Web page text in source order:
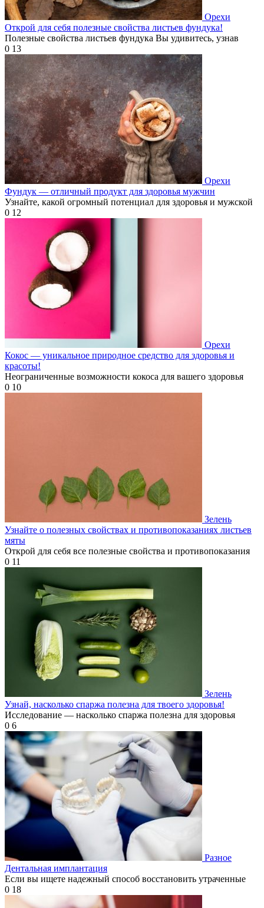
Орехи
Открой для себя полезные свойства листьев фундука!
Полезные свойства листьев фундука Вы удивитесь, узнав
0 13
Орехи
Фундук — отличный продукт для здоровья мужчин
Узнайте, какой огромный потенциал для здоровья и мужской
0 12
Орехи
Кокос — уникальное природное средство для здоровья и
красоты!
Неограниченные возможности кокоса для вашего здоровья
0 10
Зелень
Узнайте о полезных свойствах и противопоказаниях листьев
мяты
Открой для себя все полезные свойства и противопоказания
0 11
Зелень
Узнай, насколько спаржа полезна для твоего здоровья!
Исследование — насколько спаржа полезна для здоровья
0 6
Разное
Дентальная имплантация
Если вы ищете надежный способ восстановить утраченные
0 18